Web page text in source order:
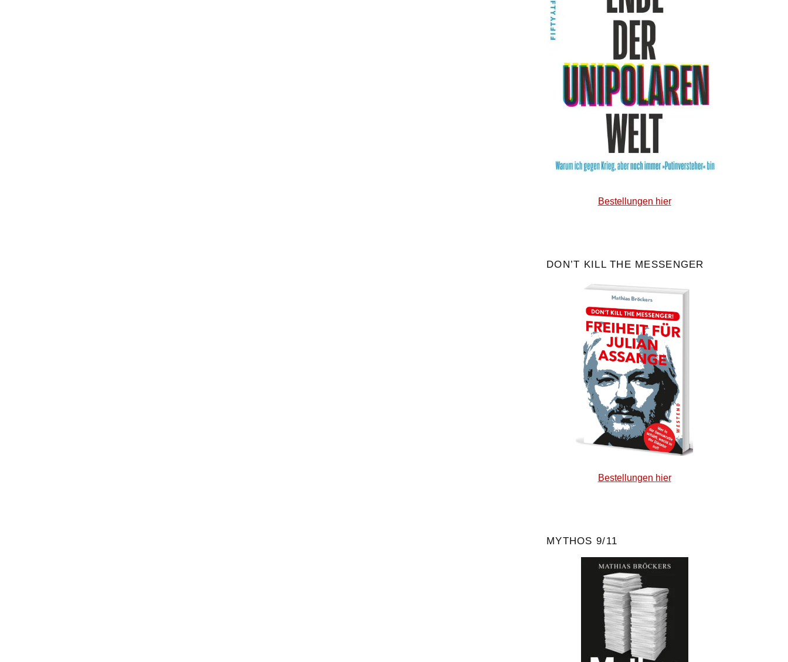
Bestellungen hier
DON’T KILL THE MESSENGER
Bestellungen hier
MYTHOS 9/11